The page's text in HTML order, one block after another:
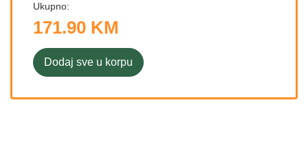
Ukupno:
171.90 KM
Dodaj sve u korpu